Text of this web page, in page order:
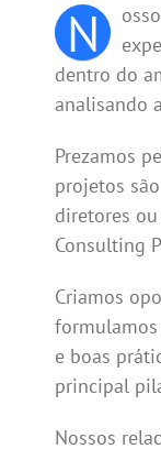
N
dentro do
analisando
Prezamos
projetos
diretores ou
Consulting
Criamos
formulamos
e boas
principal
Nossos